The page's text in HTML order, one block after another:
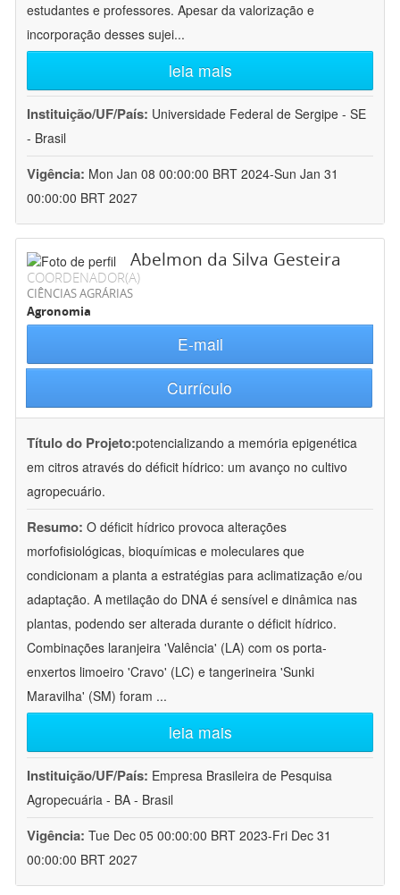
estudantes e professores. Apesar da valorização e
incorporação desses sujei...
leia mais
Instituição/UF/País: Universidade Federal de Sergipe - SE
- Brasil
Vigência: Mon Jan 08 00:00:00 BRT 2024-Sun Jan 31
00:00:00 BRT 2027
Abelmon da Silva Gesteira
COORDENADOR(A)
CIÊNCIAS AGRÁRIAS
Agronomia
E-mail
Currículo
Título do Projeto:potencializando a memória epigenética
em citros através do déficit hídrico: um avanço no cultivo
agropecuário.
Resumo: O déficit hídrico provoca alterações
morfofisiológicas, bioquímicas e moleculares que
condicionam a planta a estratégias para aclimatização e/ou
adaptação. A metilação do DNA é sensível e dinâmica nas
plantas, podendo ser alterada durante o déficit hídrico.
Combinações laranjeira 'Valência' (LA) com os porta-
enxertos limoeiro 'Cravo' (LC) e tangerineira 'Sunki
Maravilha' (SM) foram ...
leia mais
Instituição/UF/País: Empresa Brasileira de Pesquisa
Agropecuária - BA - Brasil
Vigência: Tue Dec 05 00:00:00 BRT 2023-Fri Dec 31
00:00:00 BRT 2027